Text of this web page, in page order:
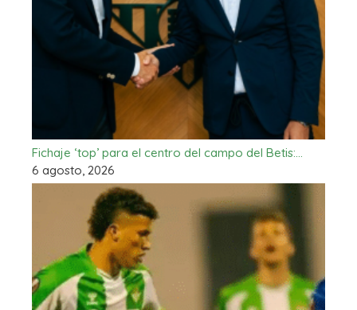
Fichaje ‘top’ para el centro del campo del Betis:…
6 agosto, 2026